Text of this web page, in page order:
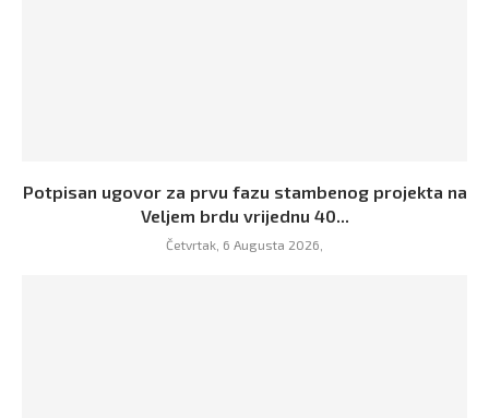
Potpisan ugovor za prvu fazu stambenog projekta na
Veljem brdu vrijednu 40...
Četvrtak, 6 Augusta 2026,